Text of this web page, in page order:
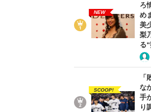
るのが悲しい」『北の国から』倉本聰氏（91...
NEW
ろ
め
美
梨
る
SCOOP!
な
手
り